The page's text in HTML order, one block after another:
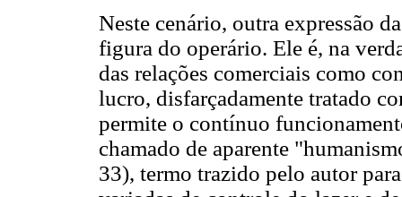
Neste cenário, outra expressão
figura do operário. Ele é, na
das relações comerciais como
lucro, disfarçadamente tratado
permite o contínuo
chamado de aparente
33), termo trazido pelo autor